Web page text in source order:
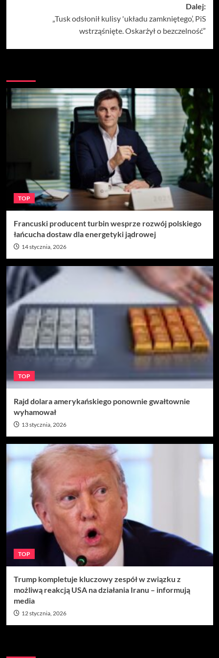
Dalej:
„Tusk odsłonił kulisy 'układu zamkniętego’, PiS
wstrząśnięte. Oskarżył o bezczelność”
TOP
Francuski producent turbin wesprze rozwój polskiego
łańcucha dostaw dla energetyki jądrowej
14 stycznia, 2026
TOP
Rajd dolara amerykańskiego ponownie gwałtownie
wyhamował
13 stycznia, 2026
TOP
Trump kompletuje kluczowy zespół w związku z
możliwą reakcją USA na działania Iranu – informują
media
12 stycznia, 2026